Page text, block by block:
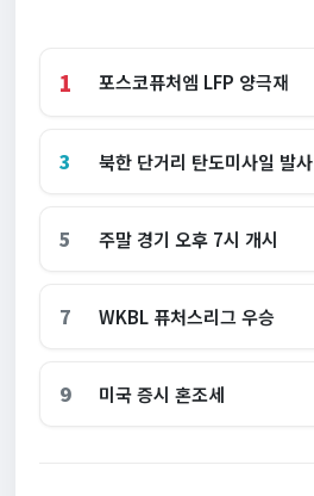
1 포스코퓨처엠 LFP 양극재
3 북한 단거리 탄도미사일 발사
5 주말 경기 오후 7시 개시
7 WKBL 퓨처스리그 우승
9 미국 증시 혼조세